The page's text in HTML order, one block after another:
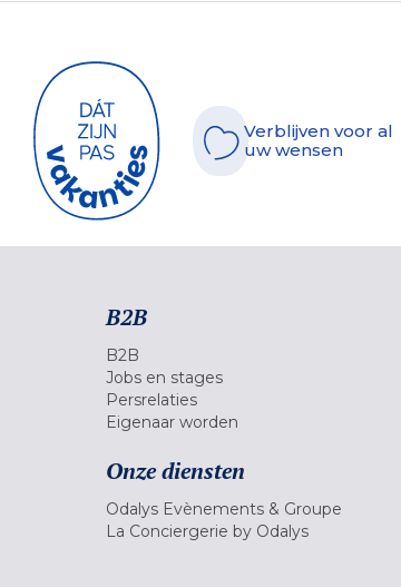
Verblijven voor al
uw wensen
B2B
B2B
Jobs en stages
Persrelaties
Eigenaar worden
Onze diensten
Odalys Evènements & Groupe
La Conciergerie by Odalys